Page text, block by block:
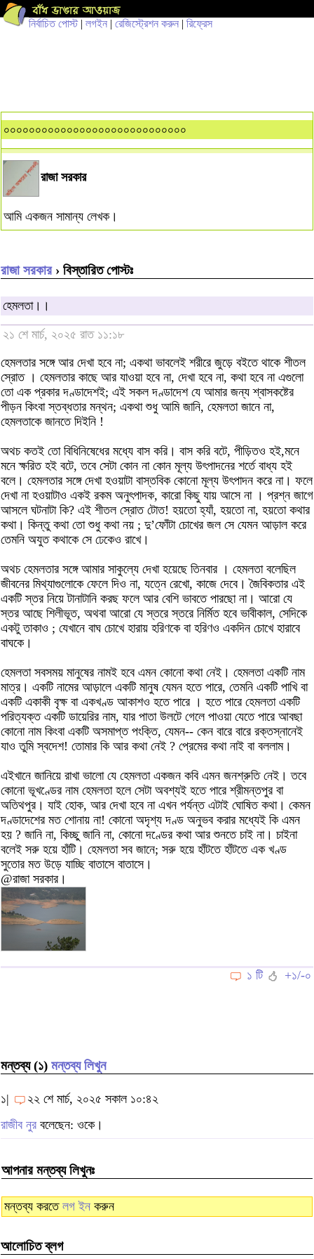
নির্বাচিত পোস্ট| লগইন | রেজিস্ট্রেশন করুন | রিফ্রেস
০০০০০০০০০০০০০০০০০০০০০০০০০০০০০
রাজা সরকার
আমি একজন সামান্য লেখক।
রাজা সরকার› বিস্তারিত পোস্টঃ
হেমলতা।।
২১ শে মার্চ, ২০২৫ রাত ১১:১৮
হেমলতার সঙ্গে আর দেখা হবে না; একথা ভাবলেই শরীরে জুড়ে বইতে থাকে শীতল
স্রোত । হেমলতার কাছে আর যাওয়া হবে না, দেখা হবে না, কথা হবে না এগুলো
তো এক প্রকার দণ্ডাদেশই; এই সকল দণ্ডাদেশ যে আমার জন্য শ্বাসকষ্টের
পীড়ন কিংবা স্তব্ধতার মন্থন; একথা শুধু আমি জানি, হেমলতা জানে না,
হেমলতাকে জানতে দিইনি !
অথচ কতই তো বিধিনিষেধের মধ্যে বাস করি। বাস করি বটে, পীড়িত‌ও হ‌ই,মনে
মনে ক্ষরিত হই বটে, তবে সেটা কোন না কোন মূল্য উৎপাদনের শর্তে বাধ্য হই
বলে। হেমলতার সঙ্গে দেখা হওয়াটা বাস্তবিক কোনো মূল্য উৎপাদন করে না। ফলে
দেখা না হওয়াটাও একই রকম অনুৎপাদক, কারো কিছু যায় আসে না । প্রশ্ন জাগে
আসলে ঘটনাটা কি? এই শীতল স্রোত টোত! হয়তো হ্যাঁ, হয়তো না, হয়তো কথার
কথা। কিন্তু কথা তো শুধু কথা নয় ; দু’ফোঁটা চোখের জল সে যেমন আড়াল করে
তেমনি অযুত কথাকে সে ঢেকেও রাখে।
অথচ হেমলতার সঙ্গে আমার সাকুল্যে দেখা হয়েছে তিনবার । হেমলতা বলেছিল
জীবনের মিথ্যাগুলোকে ফেলে দিও না, যত্নে রেখো, কাজে দেবে। জৈবিকতার এই
একটি স্তর নিয়ে টানাটানি করছ ফলে আর বেশি ভাবতে পারছো না। আরো যে
স্তর আছে শিলীভূত, অথবা আরো যে স্তরে স্তরে নির্মিত হবে ভাবীকাল, সেদিকে
একটু তাকাও ; যেখানে বাঘ চোখে হারায় হরিণকে বা হরিণও একদিন চোখে হারাবে
বাঘকে।
হেমলতা সবসময় মানুষের নাম‌ই হবে এমন কোনো কথা নেই। হেমলতা একটি নাম
মাত্র। একটি নামের আড়ালে একটি মানুষ যেমন হতে পারে, তেমনি একটি পাখি বা
একটি একাকী বৃক্ষ বা একখণ্ড আকাশও হতে পারে । হতে পারে হেমলতা একটি
পরিত্যক্ত একটি ডায়েরির নাম, যার পাতা উলটে গেলে পাওয়া যেতে পারে আবছা
কোনো নাম কিংবা একটি অসমাপ্ত পংক্তি, যেমন-- কেন বারে বারে রক্তস্নানেই
যাও তুমি স্বদেশ! তোমার কি আর কথা নেই ? প্রেমের কথা নাই বা বললাম।
এইখানে জানিয়ে রাখা ভালো যে হেমলতা একজন কবি এমন জনশ্রুতি নেই। তবে
কোনো ভূখণ্ডের নাম হেমলতা হলে সেটা অবশ্য‌ই হতে পারে শ্রীমন্তপুর বা
অতিথপুর। যাই হোক, আর দেখা হবে না এখন পর্যন্ত এটাই ঘোষিত কথা। কেমন
দণ্ডাদেশের মত শোনায় না! কোনো অদৃশ্য দণ্ড অনুভব করার মধ্যেই কি এমন
হয় ? জানি না, কিচ্ছু জানি না, কোনো দণ্ডের কথা আর শুনতে চাই না। চাইনা
বলেই সরু হয়ে হাঁটি। হেমলতা সব জানে; সরু হয়ে হাঁটতে হাঁটতে এক খণ্ড
সুতোর মত উড়ে যাচ্ছি বাতাসে বাতাসে।
@রাজা সরকার।
১ টি +১/-০
মন্তব্য (১) মন্তব্য লিখুন
১|
২২ শে মার্চ, ২০২৫ সকাল ১০:৪২
রাজীব নুর বলেছেন: ওকে।
আপনার মন্তব্য লিখুনঃ
মন্তব্য করতে লগ ইন করুন
আলোচিত ব্লগ